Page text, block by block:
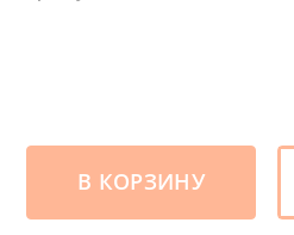
В КОРЗИНУ